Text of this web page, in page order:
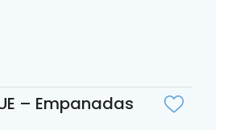
– Empanadas